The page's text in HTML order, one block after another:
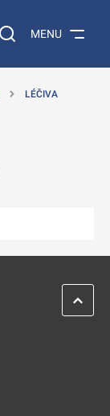
Vyhledávání na
MENU
LÉČIVA
ZPĚT